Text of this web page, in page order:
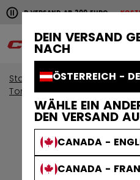
DEIN VERSAND
NACH
ÖSTERREICH -
WÄHLE EIN
DEN VERSAND
CANADA -
CANADA -
Horizontale
VERSAND AB 200 EURO
KOSTENLOSER VERSAND AB
Start Torwart
Torwartschienen